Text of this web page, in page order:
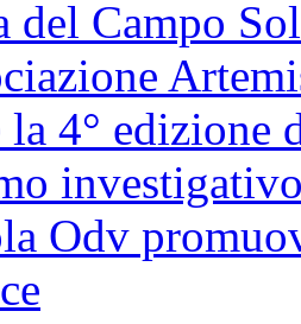
del Campo
4° edizione
Odv